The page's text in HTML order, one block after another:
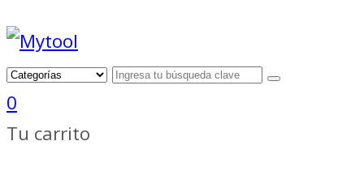
0
Tu carrito